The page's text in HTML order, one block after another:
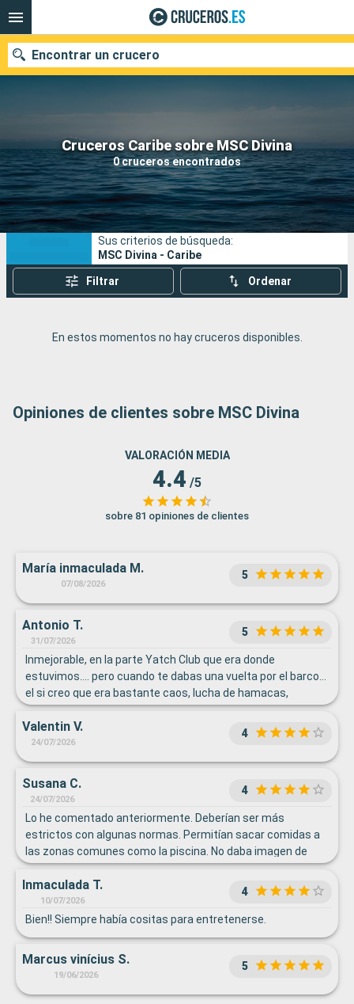
Cruceros Caribe sobre MSC Divina
0 cruceros encontrados
Encontrar un crucero
Nuestros destinos
Fecha de salida
Puertos Compañías
Buscar
Sus criterios de búsqueda:
MSC Divina - Caribe
Filtrar Ordenar
En estos momentos no hay cruceros disponibles.
Opiniones de clientes sobre MSC Divina
VALORACIÓN MEDIA
4.4 /5
sobre 81 opiniones de clientes
María inmaculada M.
07/08/2026
5
Antonio T.
31/07/2026
5
Inmejorable, en la parte Yatch Club que era donde
estuvimos…. pero cuando te dabas una vuelta por el barco…
el si creo que era bastante caos, lucha de hamacas,
hacinamiento, desorden, colas para todo. Pero bueno, yo
valoro mi experiencia y fue de 10!!
Valentin V.
24/07/2026
4
Susana C.
24/07/2026
4
Lo he comentado anteriormente. Deberían ser más
estrictos con algunas normas. Permitían sacar comidas a
las zonas comunes como la piscina. No daba imagen de
limpieza, aunque había servicio exclusivo para ello.
Inmaculada T.
10/07/2026
4
Bien!! Siempre había cositas para entretenerse.
Marcus vinícius S.
19/06/2026
5